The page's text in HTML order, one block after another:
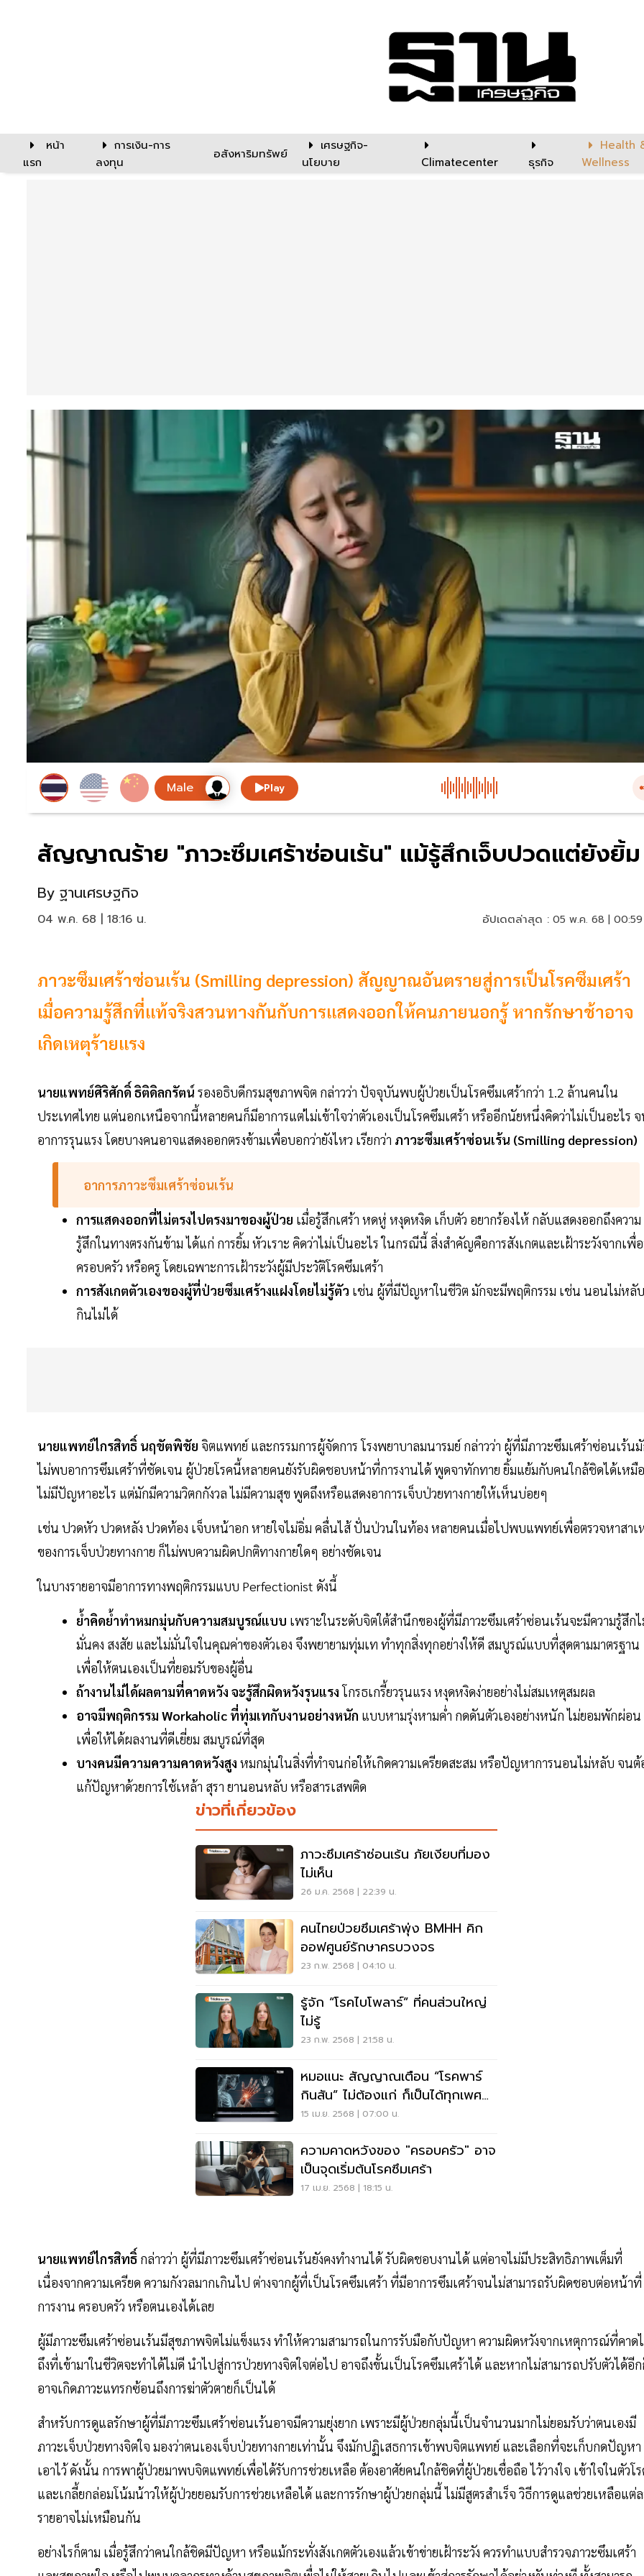
หน้า
แรก
การเงิน-การ
ลงทุน
อสังหาริมทรัพย์
เศรษฐกิจ-
นโยบาย
Climatecenter ธุรกิจ
Health
Wellness
Play
สัญญาณร้าย "ภาวะซึมเศร้าซ่อนเร้น" แม้รู้สึกเจ็บปวดแต่ยังยิ้ม
By ฐานเศรษฐกิจ
04 พ.ค. 68 | 18:16 น. อัปเดตล่าสุด : 05 พ.ค. 68 |
ภาวะซึมเศร้าซ่อนเร้น (Smilling depression) สัญญาณอันตรายสู่การเป็นโรคซึมเศร้า
เมื่อความรู้สึกที่แท้จริงสวนทางกันกับการแสดงออกให้คนภายนอกรู้ หากรักษาช้าอาจ
เกิดเหตุร้ายแรง
นายแพทย์ศิริศักดิ์ ธิติดิลกรัตน์ รองอธิบดีกรมสุขภาพจิต กล่าวว่า ปัจจุบันพบผู้ป่วยเป็นโรคซึมเศร้ากว่า 1.2 ล้านคนใน
ประเทศไทย แต่นอกเหนือจากนี้หลายคนก็มีอาการแต่ไม่เข้าใจว่าตัวเองเป็นโรคซึมเศร้า หรืออีกนัยหนึ่งคิดว่าไม่เป็นอะไร
อาการรุนแรง โดยบางคนอาจแสดงออกตรงข้ามเพื่อบอกว่ายังไหว เรียกว่า ภาวะซึมเศร้าซ่อนเร้น (Smilling depression)
อาการภาวะซึมเศร้าซ่อนเร้น
การแสดงออกที่ไม่ตรงไปตรงมาของผู้ป่วย เมื่อรู้สึกเศร้า หดหู่ หงุดหงิด เก็บตัว อยากร้องไห้ กลับแสดงออกถึงความ
รู้สึกในทางตรงกันข้าม ได้แก่ การยิ้ม หัวเราะ คิดว่าไม่เป็นอะไร ในกรณีนี้ สิ่งสำคัญคือการสังเกตและเฝ้าระวังจากเพื่
ครอบครัว หรือครู โดยเฉพาะการเฝ้าระวังผู้มีประวัติโรคซึมเศร้า
การสังเกตตัวเองของผู้ที่ป่วยซึมเศร้างแฝงโดยไม่รู้ตัว เช่น ผู้ที่มีปัญหาในชีวิต มักจะมีพฤติกรรม เช่น นอนไม่หลับ
กินไม่ได้
นายแพทย์ไกรสิทธิ์ นฤขัตพิชัย จิตแพทย์ และกรรมการผู้จัดการ โรงพยาบาลมนารมย์ กล่าวว่า ผู้ที่มีภาวะซึมเศร้าซ่อนเร้น
ไม่พบอาการซึมเศร้าที่ชัดเจน ผู้ป่วยโรคนี้หลายคนยังรับผิดชอบหน้าที่การงานได้ พูดจาทักทาย ยิ้มแย้มกับคนใกล้ชิดได้เหมื
ไม่มีปัญหาอะไร แต่มักมีความวิตกกังวล ไม่มีความสุข พูดถึงหรือแสดงอาการเจ็บป่วยทางกายให้เห็นบ่อยๆ
เช่น ปวดหัว ปวดหลัง ปวดท้อง เจ็บหน้าอก หายใจไม่อิ่ม คลื่นไส้ ปั่นป่วนในท้อง หลายคนเมื่อไปพบแพทย์เพื่อตรวจหาสาเ
ของการเจ็บป่วยทางกาย ก็ไม่พบความผิดปกติทางกายใดๆ อย่างชัดเจน
ในบางรายอาจมีอาการทางพฤติกรรมแบบ Perfectionist ดังนี้
ย้ำคิดย้ำทำหมกมุ่นกับความสมบูรณ์แบบ เพราะในระดับจิตใต้สำนึกของผู้ที่มีภาวะซึมเศร้าซ่อนเร้นจะมีความรู้สึก
มั่นคง สงสัย และไม่มั่นใจในคุณค่าของตัวเอง จึงพยายามทุ่มเท ทำทุกสิ่งทุกอย่างให้ดี สมบูรณ์แบบที่สุดตามมาตรฐาน
เพื่อให้ตนเองเป็นที่ยอมรับของผู้อื่น
ถ้างานไม่ได้ผลตามที่คาดหวัง จะรู้สึกผิดหวังรุนแรงโกรธเกรี้ยวรุนแรง หงุดหงิดง่ายอย่างไม่สมเหตุสมผล
อาจมีพฤติกรรม Workaholic ที่ทุ่มเทกับงานอย่างหนัก แบบหามรุ่งหามค่ำ กดดันตัวเองอย่างหนัก ไม่ยอมพักผ่อน
เพื่อให้ได้ผลงานที่ดีเยี่ยม สมบูรณ์ที่สุด
บางคนมีความความคาดหวังสูง หมกมุ่นในสิ่งที่ทำจนก่อให้เกิดความเครียดสะสม หรือปัญหาการนอนไม่หลับ จนต้
แก้ปัญหาด้วยการใช้เหล้า สุรา ยานอนหลับ หรือสารเสพติด
ข่าวที่เกี่ยวข้อง
ภาวะซึมเศร้าซ่อนเร้น ภัยเงียบที่มอง
ไม่เห็น
26 ม.ค. 2568 | 22:39 น.
คนไทยป่วยซึมเศร้าพุ่ง BMHH คิก
ออฟศูนย์รักษาครบวงจร
23 ก.พ. 2568 | 04:10 น.
รู้จัก “โรคไบโพลาร์” ที่คนส่วนใหญ่
ไม่รู้
23 ก.พ. 2568 | 21:58 น.
หมอแนะ สัญญาณเตือน “โรคพาร์
กินสัน” ไม่ต้องแก่ ก็เป็นได้ทุกเพศ
ทุกวัย
15 เม.ย. 2568 | 07:00 น.
ความคาดหวังของ "ครอบครัว" อาจ
เป็นจุดเริ่มต้นโรคซึมเศร้า
17 เม.ย. 2568 | 18:15 น.
นายแพทย์ไกรสิทธิ์ กล่าวว่า ผู้ที่มีภาวะซึมเศร้าซ่อนเร้นยังคงทำงานได้ รับผิดชอบงานได้ แต่อาจไม่มีประสิทธิภาพเต็มที่
เนื่องจากความเครียด ความกังวลมากเกินไป ต่างจากผู้ที่เป็นโรคซึมเศร้า ที่มีอาการซึมเศร้าจนไม่สามารถรับผิดชอบต่อหน้าที่
การงาน ครอบครัว หรือตนเองได้เลย
ผู้มีภาวะซึมเศร้าซ่อนเร้นมีสุขภาพจิตไม่แข็งแรง ทำให้ความสามารถในการรับมือกับปัญหา ความผิดหวังจากเหตุการณ์ที่คาด
ถึงที่เข้ามาในชีวิตจะทำได้ไม่ดี นำไปสู่การป่วยทางจิตใจต่อไป อาจถึงขั้นเป็นโรคซึมเศร้าได้ และหากไม่สามารถปรับตัวได้อี
อาจเกิดภาวะแทรกซ้อนถึงการฆ่าตัวตายก็เป็นได้
สำหรับการดูแลรักษาผู้ที่มีภาวะซึมเศร้าซ่อนเร้นอาจมีความยุ่งยาก เพราะมีผู้ป่วยกลุ่มนี้เป็นจำนวนมากไม่ยอมรับว่าตนเองมี
ภาวะเจ็บป่วยทางจิตใจ มองว่าตนเองเจ็บป่วยทางกายเท่านั้น จึงมักปฏิเสธการเข้าพบจิตแพทย์ และเลือกที่จะเก็บกดปัญหา
เอาไว้ ดังนั้น การพาผู้ป่วยมาพบจิตแพทย์เพื่อได้รับการช่วยเหลือ ต้องอาศัยคนใกล้ชิดที่ผู้ป่วยเชื่อถือ ไว้วางใจ เข้าใจในตัวโ
และเกลี้ยกล่อมโน้มน้าวให้ผู้ป่วยยอมรับการช่วยเหลือได้ และการรักษาผู้ป่วยกลุ่มนี้ ไม่มีสูตรสำเร็จ วิธีการดูแลช่วยเหลือแต่
รายอาจไม่เหมือนกัน
อย่างไรก็ตาม เมื่อรู้สึกว่าคนใกล้ชิดมีปัญหา หรือแม้กระทั่งสังเกตตัวเองแล้วเข้าข่ายเฝ้าระวัง ควรทำแบบสำรวจภาวะซึมเศร้า